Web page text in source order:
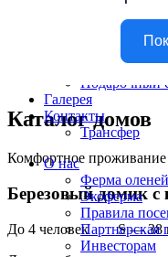
Семейная
Магазин
Подарочный
Галерея
Контакты
Трансфер
О нас
Ферма оленей
Экоферма
Правила
Партнерская
Инвесторам
Каталог домов
Комфортное проживание
Березовый домик с
До 4 человек S — 38